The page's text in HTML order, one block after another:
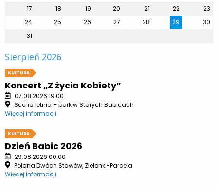
17
18 19 20 21 22
23
24
25 26 27 28 29
30
31
Sierpień 2026
KULTURA
Koncert „Z życia Kobiety”
07.08.2026 19:00
Scena letnia – park w Starych Babicach
Więcej informacji
KULTURA
Dzień Babic 2026
29.08.2026 00:00
Polana Dwóch Stawów, Zielonki-Parcela
Więcej informacji